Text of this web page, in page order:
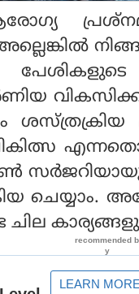
ചെയ്യാം.
ചില